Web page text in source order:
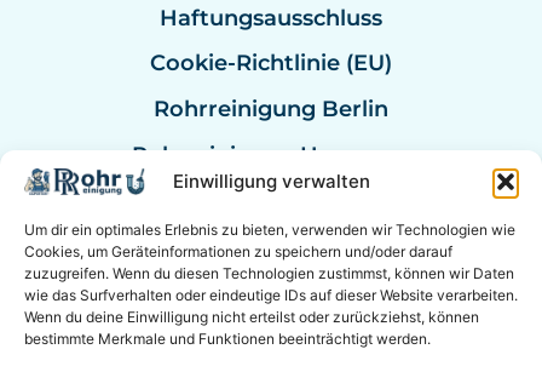
Einwilligung verwalten
Um dir ein optimales Erlebnis zu bieten, verwenden wir Technologien wie
Cookies, um Geräteinformationen zu speichern und/oder darauf
zuzugreifen. Wenn du diesen Technologien zustimmst, können wir Daten
wie das Surfverhalten oder eindeutige IDs auf dieser Website verarbeiten.
Wenn du deine Einwilligung nicht erteilst oder zurückziehst, können
bestimmte Merkmale und Funktionen beeinträchtigt werden.
Haftungsausschluss
Cookie-Richtlinie (EU)
Rohrreinigung Berlin
Rohrreinigung Hannover
Rohrreinigung Bremen
Rohrreinigung Kassel
Rohrreinigung Mannheim
Rohrexperten Deutschland